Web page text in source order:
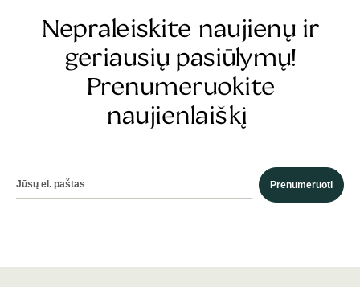
Nepraleiskite naujienų ir
geriausių pasiūlymų!
Prenumeruokite
naujienlaiškį
Prenumeruoti